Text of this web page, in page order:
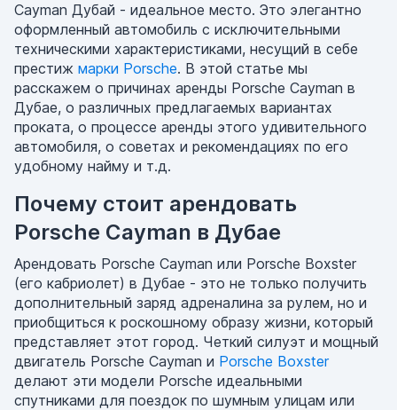
Cayman Дубай - идеальное место. Это элегантно
оформленный автомобиль с исключительными
техническими характеристиками, несущий в себе
престиж марки Porsche. В этой статье мы
расскажем о причинах аренды Porsche Cayman в
Дубае, о различных предлагаемых вариантах
проката, о процессе аренды этого удивительного
автомобиля, о советах и рекомендациях по его
удобному найму и т.д.
Почему стоит арендовать
Porsche Cayman в Дубае
Арендовать Porsche Cayman или Porsche Boxster
(его кабриолет) в Дубае - это не только получить
дополнительный заряд адреналина за рулем, но и
приобщиться к роскошному образу жизни, который
представляет этот город. Четкий силуэт и мощный
двигатель Porsche Cayman и Porsche Boxster
делают эти модели Porsche идеальными
спутниками для поездок по шумным улицам или